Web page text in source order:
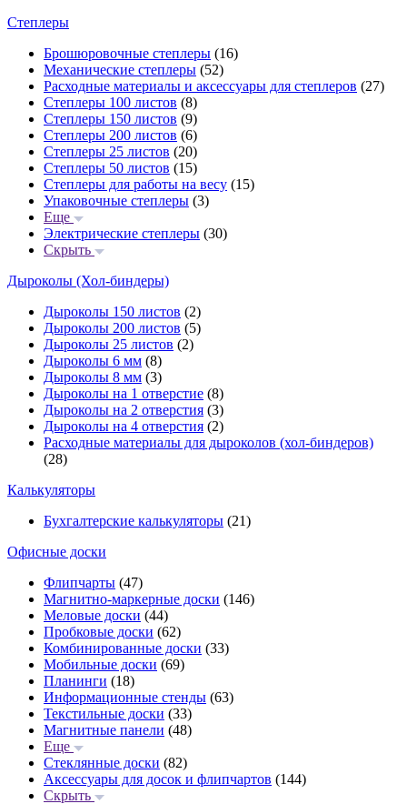
Степлеры
Брошюровочные степлеры (16)
Механические степлеры (52)
Расходные материалы и аксессуары для степлеров (27)
Степлеры 100 листов (8)
Степлеры 150 листов (9)
Степлеры 200 листов (6)
Степлеры 25 листов (20)
Степлеры 50 листов (15)
Степлеры для работы на весу (15)
Упаковочные степлеры (3)
Еще
Электрические степлеры (30)
Скрыть
Дыроколы (Хол-биндеры)
Дыроколы 150 листов (2)
Дыроколы 200 листов (5)
Дыроколы 25 листов (2)
Дыроколы 6 мм (8)
Дыроколы 8 мм (3)
Дыроколы на 1 отверстие (8)
Дыроколы на 2 отверстия (3)
Дыроколы на 4 отверстия (2)
Расходные материалы для дыроколов (хол-биндеров)
(28)
Калькуляторы
Бухгалтерские калькуляторы (21)
Офисные доски
Флипчарты (47)
Магнитно-маркерные доски (146)
Меловые доски (44)
Пробковые доски (62)
Комбинированные доски (33)
Мобильные доски (69)
Планинги (18)
Информационные стенды (63)
Текстильные доски (33)
Магнитные панели (48)
Еще
Стеклянные доски (82)
Аксессуары для досок и флипчартов (144)
Скрыть